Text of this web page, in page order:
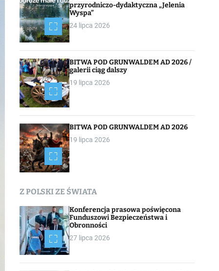
przyrodniczo-dydaktyczna „Jelenia
Wyspa”
24 lipca 2026
BITWA POD GRUNWALDEM AD 2026 /
galerii ciąg dalszy
19 lipca 2026
BITWA POD GRUNWALDEM AD 2026
19 lipca 2026
Z POLSKI ZE ŚWIATA
Konferencja prasowa poświęcona
Funduszowi Bezpieczeństwa i
Obronności
27 lipca 2026